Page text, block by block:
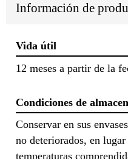
Información de
Vida útil
12 meses a partir de la
Condiciones de
Conservar en sus
no deteriorados, en
temperaturas